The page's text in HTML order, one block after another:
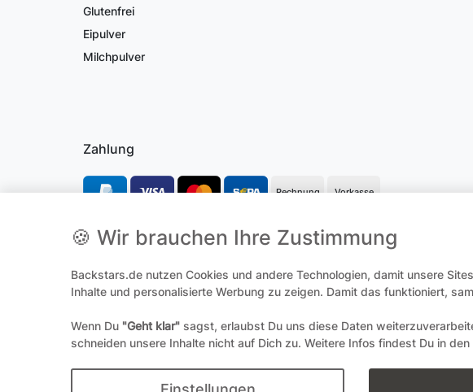
Glutenfrei
Eipulver
Milchpulver
Zahlung
Rechnung Vorkasse
**Hierbei handelt es sich um ein Pflichtfeld
Widerrufs­recht Zum
© Copyright 2004-
🍪 Wir brauchen Ihre Zustimmung
Backstars.de nutzen Cookies und andere Technologien, damit unsere
Inhalte und personalisierte Werbung zu zeigen. Damit das funktioniert,
Wenn Du "Geht klar" sagst, erlaubst Du uns diese Daten
schneiden unsere Inhalte nicht auf Dich zu. Weitere Infos findest Du in den